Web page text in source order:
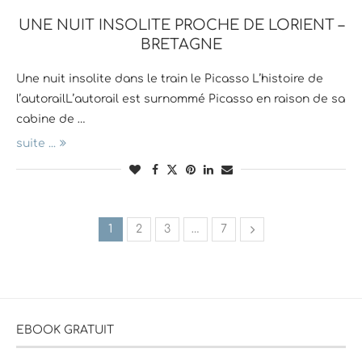
UNE NUIT INSOLITE PROCHE DE LORIENT –
BRETAGNE
Une nuit insolite dans le train le Picasso L’histoire de
l’autorailL’autorail est surnommé Picasso en raison de sa
cabine de …
suite ...
1 2 3 … 7
EBOOK GRATUIT